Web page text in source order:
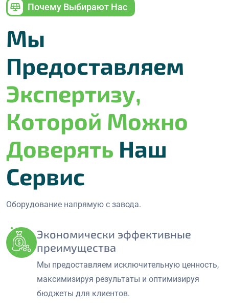
Почему Выбирают Нас
Мы
Предоставляем
Экспертизу,
Которой Можно
Доверять Наш
Сервис
Оборудование напрямую с завода.
Экономически эффективные
преимущества
Мы предоставляем исключительную ценность,
максимизируя результаты и оптимизируя
бюджеты для клиентов.